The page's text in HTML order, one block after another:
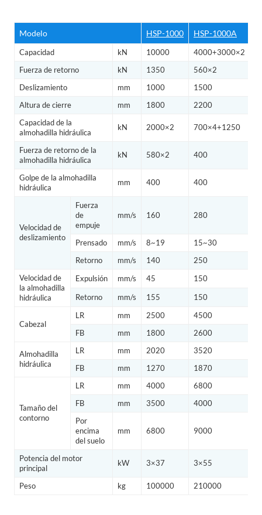
Modelo HSP-1000 HSP-1000A
Capacidad kN 10000 4000+3000×2
Fuerza de retorno
kN 1350 560×2
Deslizamiento
mm 1000 1500
Altura de cierre
mm 1800 2200
Capacidad de la
almohadilla hidráulica
kN 2000×2 700×4+1250
Fuerza de retorno de la
almohadilla hidráulica
kN 580×2 400
Golpe de la almohadilla
hidráulica
mm 400 400
Velocidad de
deslizamiento
Fuerza
de
empuje
mm/s 160 280
Prensado mm/s 8~19 15~30
Retorno
mm/s 140 250
Velocidad de
la almohadilla
hidráulica
Expulsión mm/s 45 150
Retorno
mm/s 155 150
Cabezal
LR mm 2500 4500
FB
mm 1800 2600
Almohadilla
hidráulica
LR mm 2020 3520
FB
mm 1270 1870
Tamaño del
contorno
LR mm 4000 6800
FB
mm 3500 4000
Por
encima
del suelo
mm 6800 9000
Potencia del motor
principal
kW 3×37 3×55
Peso kg 100000 210000